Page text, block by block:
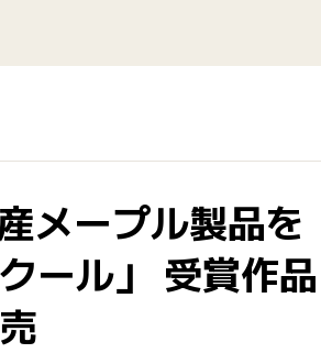
メープル製品を
ール」 受賞作品